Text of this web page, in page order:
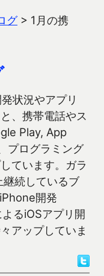
グ> 1月の携
状況やアプリ
、携帯電話やス
Play, App
プログラミング
ています。ガラ
続しているブ
開発
るiOSアプリ開
アップしていま